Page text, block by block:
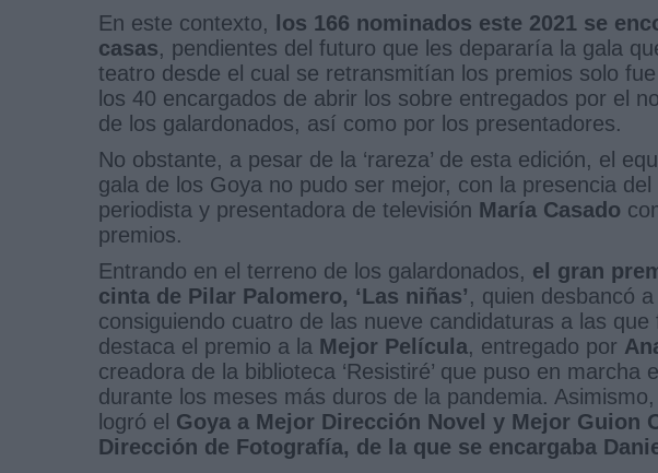
En este contexto, los 166 nominados este 2021 se
casas, pendientes del futuro que les depararía la gala
teatro desde el cual se retransmitían los premios solo
los 40 encargados de abrir los sobre entregados por el
de los galardonados, así como por los presentadores.
No obstante, a pesar de la ‘rareza’ de esta edición, el
gala de los Goya no pudo ser mejor, con la presencia del
periodista y presentadora de televisión María Casado
premios.
Entrando en el terreno de los galardonados, el gran
cinta de Pilar Palomero, ‘Las niñas’, quien desbancó
consiguiendo cuatro de las nueve candidaturas a las
destaca el premio a la Mejor Película, entregado por
creadora de la biblioteca ‘Resistiré’ que puso en
durante los meses más duros de la pandemia.
logró el Goya a Mejor Dirección Novel y Mejor Guion
Dirección de Fotografía, de la que se encargaba